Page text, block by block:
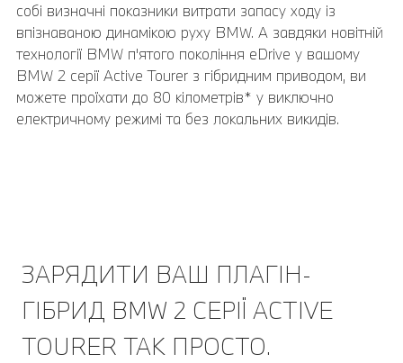
собі визначні показники витрати запасу ходу із
впізнаваною динамікою руху BMW. А завдяки новітній
технології BMW п'ятого покоління eDrive у вашому
BMW 2 серії Active Tourer з гібридним приводом, ви
можете проїхати до 80 кілометрів* у виключно
електричному режимі та без локальних викидів.
ЗАРЯДИТИ ВАШ ПЛАГІН-
ГІБРИД BMW 2 СЕРІЇ ACTIVE
TOURER ТАК ПРОСТО.